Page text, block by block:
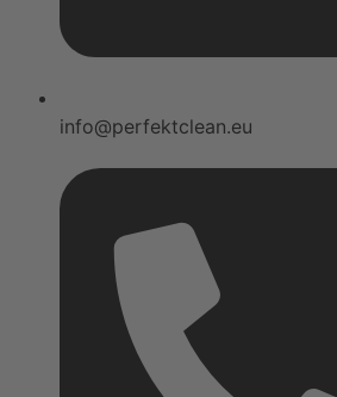
info@perfektclean.eu